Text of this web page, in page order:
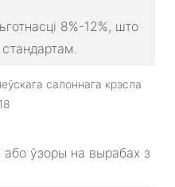
8%-12%, што
ўзоры на вырабах з